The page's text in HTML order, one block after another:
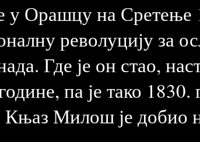
у Орашцу на Сретење
револуцију за
Где је он стао,
па је тако 1830.
Милош је добио